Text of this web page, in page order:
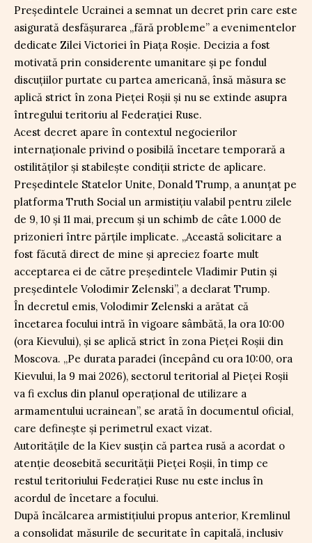
Președintele Ucrainei a semnat un decret prin care este
asigurată desfășurarea „fără probleme” a evenimentelor
dedicate Zilei Victoriei în Piața Roșie. Decizia a fost
motivată prin considerente umanitare și pe fondul
discuțiilor purtate cu partea americană, însă măsura se
aplică strict în zona Pieței Roșii și nu se extinde asupra
întregului teritoriu al Federației Ruse.
Acest decret apare în contextul negocierilor
internaționale privind o posibilă încetare temporară a
ostilităților și stabilește condiții stricte de aplicare.
Președintele Statelor Unite, Donald Trump, a anunțat pe
platforma Truth Social un armistițiu valabil pentru zilele
de 9, 10 și 11 mai, precum și un schimb de câte 1.000 de
prizonieri între părțile implicate. „Această solicitare a
fost făcută direct de mine și apreciez foarte mult
acceptarea ei de către președintele Vladimir Putin și
președintele Volodimir Zelenski”, a declarat Trump.
În decretul emis, Volodimir Zelenski a arătat că
încetarea focului intră în vigoare sâmbătă, la ora 10:00
(ora Kievului), și se aplică strict în zona Pieței Roșii din
Moscova. „Pe durata paradei (începând cu ora 10:00, ora
Kievului, la 9 mai 2026), sectorul teritorial al Pieței Roșii
va fi exclus din planul operațional de utilizare a
armamentului ucrainean”, se arată în documentul oficial,
care definește și perimetrul exact vizat.
Autoritățile de la Kiev susțin că partea rusă a acordat o
atenție deosebită securității Pieței Roșii, în timp ce
restul teritoriului Federației Ruse nu este inclus în
acordul de încetare a focului.
După încălcarea armistițiului propus anterior, Kremlinul
a consolidat măsurile de securitate în capitală, inclusiv